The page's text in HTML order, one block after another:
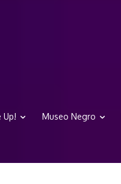
Up! Museo Negro